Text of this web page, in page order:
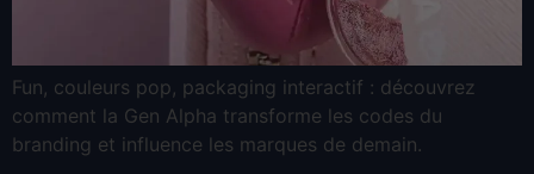
Fun, couleurs pop, packaging interactif : découvrez
comment la Gen Alpha transforme les codes du
branding et influence les marques de demain.